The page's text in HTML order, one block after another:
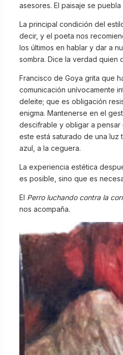
asesores. El paisaje se
La principal condición del
decir, y el poeta nos
los últimos en hablar y dar a
sombra. Dice la verdad quien
Francisco de Goya grita que
comunicación unívocamente
deleite; que es obligación
enigma. Mantenerse en el
descifrable y obligar a pensar
este está saturado de una luz
azul, a la ceguera.
La experiencia estética
es posible, sino que es
El Perro luchando contra la
nos acompaña.